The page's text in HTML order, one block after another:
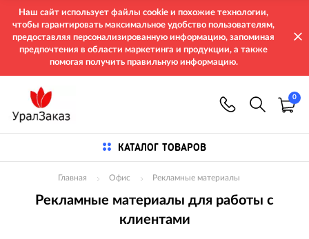
Наш сайт использует файлы cookie и похожие технологии,
чтобы гарантировать максимальное удобство пользователям,
предоставляя персонализированную информацию, запоминая
предпочтения в области маркетинга и продукции, а также
помогая получить правильную информацию.
0
КАТАЛОГ ТОВАРОВ
Главная Офис Рекламные материалы
Рекламные материалы для работы с
клиентами